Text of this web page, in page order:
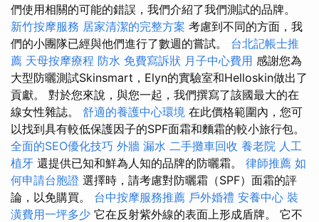
們使用相關的可能的錯誤，我們介紹了我們測試的品牌。
新竹按摩服務 居家清潔的完整方案 考慮到不同的方面，我
們的小團隊已經與他們進行了數週的嘗試。 台北記帳士推
薦 天母按摩療程 防水 免費寫訴狀 月子中心費用 感謝您為
大型防曬測試Skinsmart，Elyn的實驗室和Helloskin做出了
貢獻。 對於您來說，與您一起，我們撰寫了該國最大的在
線女性雜誌。 舒適的養護中心環境 在此價格範圍內，您可
以找到具有較低保護因子的SPF面霜和麵霜的較小旅行包。
全面的SEO優化技巧 外牆 漏水 二手攤車回收 養老院 人工
植牙 還提供已知和鮮為人知的品牌的防曬霜。 律師推薦 如
何申請台胞證 選擇時，請考慮對防曬霜（SPF）面霜的評
論，以免購買。 台中按摩服務推薦 戶外婚禮 安養中心 裝
潢費用一坪多少 它在反射紫外線的表面上形成盾牌。 它不